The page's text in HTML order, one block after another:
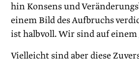
hin Konsens und
einem Bild des Aufbruchs
ist halbvoll. Wir sind auf einem
Vielleicht sind aber diese